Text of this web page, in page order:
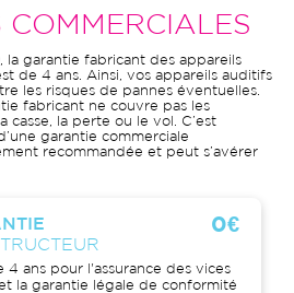
COMMERCIALES
la garantie fabricant des appareils
de 4 ans. Ainsi, vos appareils auditifs
les risques de pannes éventuelles.
fabricant ne couvre pas les
casse, la perte ou le vol. C’est
garantie commerciale
recommandée et peut s’avérer
0€
4 ans pour l'assurance des vices
la garantie légale de conformité